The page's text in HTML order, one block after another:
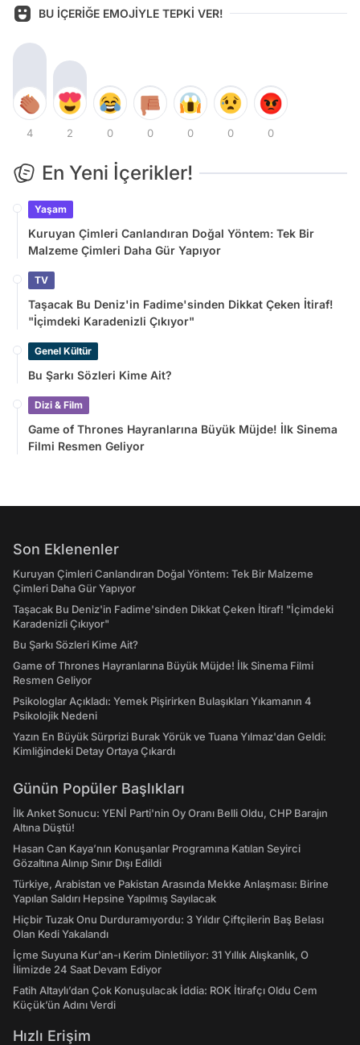
BU İÇERİĞE EMOJİYLE TEPKİ VER!
4 2 0 0 0 0 0
En Yeni İçerikler!
Yaşam
Kuruyan Çimleri Canlandıran Doğal Yöntem: Tek Bir
Malzeme Çimleri Daha Gür Yapıyor
TV
Taşacak Bu Deniz'in Fadime'sinden Dikkat Çeken İtiraf!
"İçimdeki Karadenizli Çıkıyor"
Genel Kültür
Bu Şarkı Sözleri Kime Ait?
Dizi & Film
Game of Thrones Hayranlarına Büyük Müjde! İlk Sinema
Filmi Resmen Geliyor
Son Eklenenler
Kuruyan Çimleri Canlandıran Doğal Yöntem: Tek Bir Malzeme
Çimleri Daha Gür Yapıyor
Taşacak Bu Deniz'in Fadime'sinden Dikkat Çeken İtiraf! "İçimdeki
Karadenizli Çıkıyor"
Bu Şarkı Sözleri Kime Ait?
Game of Thrones Hayranlarına Büyük Müjde! İlk Sinema Filmi
Resmen Geliyor
Psikologlar Açıkladı: Yemek Pişirirken Bulaşıkları Yıkamanın 4
Psikolojik Nedeni
Yazın En Büyük Sürprizi Burak Yörük ve Tuana Yılmaz'dan Geldi:
Kimliğindeki Detay Ortaya Çıkardı
Günün Popüler Başlıkları
İlk Anket Sonucu: YENİ Parti'nin Oy Oranı Belli Oldu, CHP Barajın
Altına Düştü!
Hasan Can Kaya’nın Konuşanlar Programına Katılan Seyirci
Gözaltına Alınıp Sınır Dışı Edildi
Türkiye, Arabistan ve Pakistan Arasında Mekke Anlaşması: Birine
Yapılan Saldırı Hepsine Yapılmış Sayılacak
Hiçbir Tuzak Onu Durduramıyordu: 3 Yıldır Çiftçilerin Baş Belası
Olan Kedi Yakalandı
İçme Suyuna Kur'an-ı Kerim Dinletiliyor: 31 Yıllık Alışkanlık, O
İlimizde 24 Saat Devam Ediyor
Fatih Altaylı’dan Çok Konuşulacak İddia: ROK İtirafçı Oldu Cem
Küçük’ün Adını Verdi
Hızlı Erişim